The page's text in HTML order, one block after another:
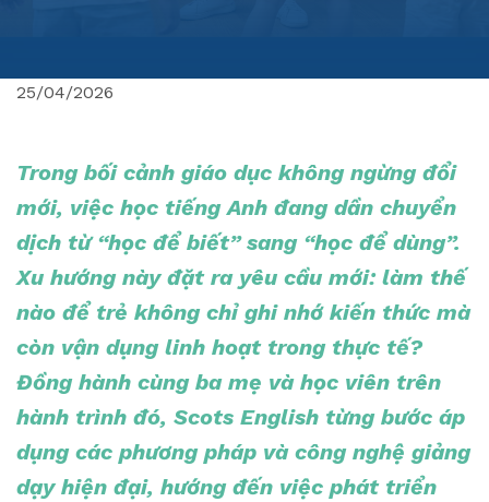
25/04/2026
Trong bối cảnh giáo dục không ngừng đổi
mới, việc học tiếng Anh đang dần chuyển
dịch từ “học để biết” sang “học để dùng”.
Xu hướng này đặt ra yêu cầu mới: làm thế
nào để trẻ không chỉ ghi nhớ kiến thức mà
còn vận dụng linh hoạt trong thực tế?
Đồng hành cùng ba mẹ và học viên trên
hành trình đó, Scots English từng bước áp
dụng các phương pháp và công nghệ giảng
dạy hiện đại, hướng đến việc phát triển